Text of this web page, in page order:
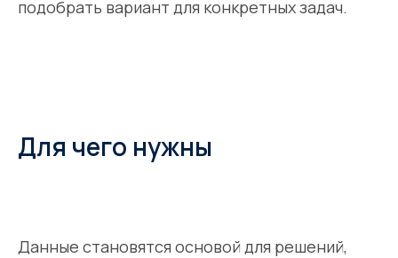
подобрать вариант для конкретных задач.
Для чего нужны
Данные становятся основой для решений,